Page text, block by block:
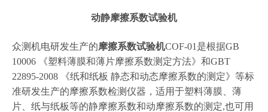
动静摩擦系数试验机
众测机电研发生产的摩擦系数试验机COF-01是根据GB
10006 《塑料薄膜和薄片摩擦系数测定方法》和GBT
22895-2008 《纸和纸板 静态和动态摩擦系数的测定》等标
准研发生产的摩擦系数检测仪器，适用于塑料薄膜、薄
片、纸与纸板等的静摩擦系数和动摩擦系数的测定,也可用